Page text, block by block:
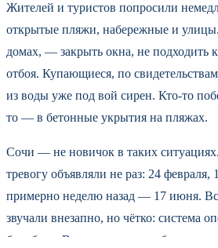
Жителей и туристов попросили
открытые пляжи, набережные и улицы.
домах, — закрыть окна, не подходить
отбоя. Купающиеся, по
из воды уже под вой сирен. Кто-то
то — в бетонные укрытия на пляжах.
Сочи — не новичок в таких
тревогу объявляли не раз: 24 февраля,
примерно неделю назад — 17 июня.
звучали внезапно, но чётко: система
без сбоев. В прошлые разы обходилось